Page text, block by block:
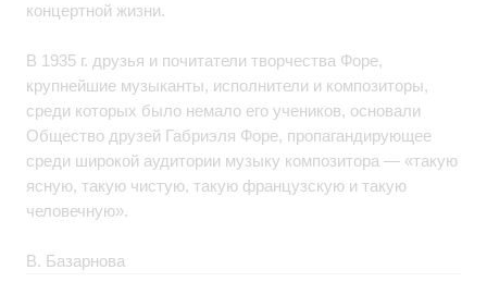
концертной жизни.
В 1935 г. друзья и почитатели творчества Форе,
крупнейшие музыканты, исполнители и композиторы,
среди которых было немало его учеников, основали
Общество друзей Габриэля Форе, пропагандирующее
среди широкой аудитории музыку композитора — «такую
ясную, такую чистую, такую французскую и такую
человечную».
В. Базарнова